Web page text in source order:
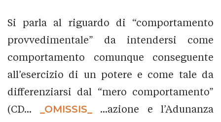
Si parla al riguardo di “comportamento
provvedimentale” da intendersi come
comportamento comunque conseguente
all’esercizio di un potere e come tale da
differenziarsi dal “mero comportamento”
(CD...
_OMISSIS_
...azione e l’Adunanza